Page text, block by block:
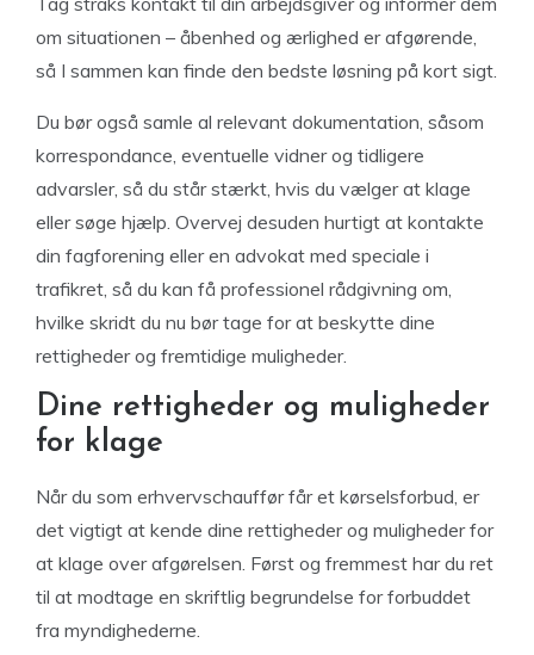
om situationen – åbenhed og ærlighed er afgørende,
så I sammen kan finde den bedste løsning på kort sigt.
Du bør også samle al relevant dokumentation, såsom
korrespondance, eventuelle vidner og tidligere
advarsler, så du står stærkt, hvis du vælger at klage
eller søge hjælp. Overvej desuden hurtigt at kontakte
din fagforening eller en advokat med speciale i
trafikret, så du kan få professionel rådgivning om,
hvilke skridt du nu bør tage for at beskytte dine
rettigheder og fremtidige muligheder.
Dine rettigheder og muligheder
for klage
Når du som erhvervschauffør får et kørselsforbud, er
det vigtigt at kende dine rettigheder og muligheder for
at klage over afgørelsen. Først og fremmest har du ret
til at modtage en skriftlig begrundelse for forbuddet
fra myndighederne.